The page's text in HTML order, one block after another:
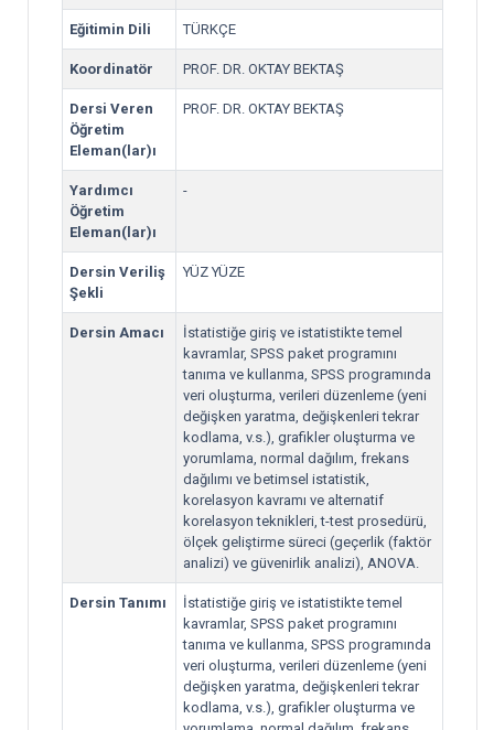
Eğitimin Dili TÜRKÇE
Koordinatör PROF. DR. OKTAY BEKTAŞ
Dersi Veren
Öğretim
Eleman(lar)ı
PROF. DR. OKTAY BEKTAŞ
Yardımcı
Öğretim
Eleman(lar)ı
-
Dersin Veriliş
Şekli
YÜZ YÜZE
Dersin Amacı
İstatistiğe giriş ve istatistikte temel
kavramlar, SPSS paket programını
tanıma ve kullanma, SPSS programında
veri oluşturma, verileri düzenleme (yeni
değişken yaratma, değişkenleri tekrar
kodlama, v.s.), grafikler oluşturma ve
yorumlama, normal dağılım, frekans
dağılımı ve betimsel istatistik,
korelasyon kavramı ve alternatif
korelasyon teknikleri, t-test prosedürü,
ölçek geliştirme süreci (geçerlik (faktör
analizi) ve güvenirlik analizi), ANOVA.
Dersin Tanımı
İstatistiğe giriş ve istatistikte temel
kavramlar, SPSS paket programını
tanıma ve kullanma, SPSS programında
veri oluşturma, verileri düzenleme (yeni
değişken yaratma, değişkenleri tekrar
kodlama, v.s.), grafikler oluşturma ve